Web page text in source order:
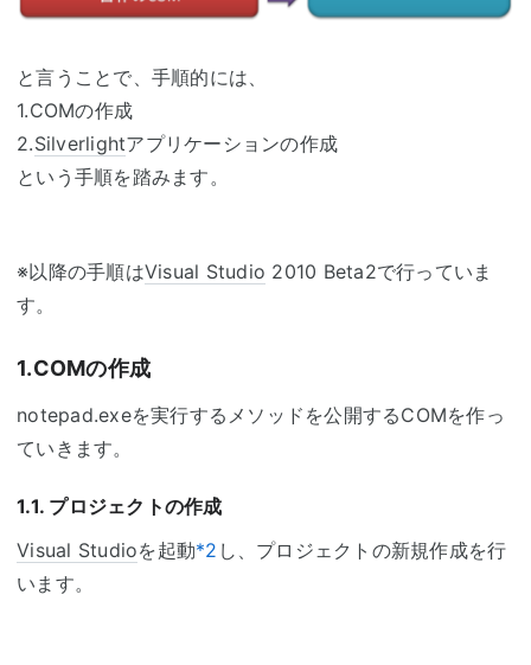
と言うことで、手順的には、
1.COMの作成
2.Silverlightアプリケーションの作成
という手順を踏みます。
※以降の手順はVisual Studio 2010 Beta2で行っていま
す。
1.COMの作成
notepad.exeを実行するメソッドを公開するCOMを作っ
ていきます。
1.1. プロジェクトの作成
Visual Studioを起動*2 し、プロジェクトの新規作成を行
います。